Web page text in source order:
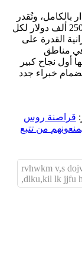
7 محطات رادار بالكامل، وتُقدر
الخسائر بنحو 1.8 مليون دولار (أي حوالي 250 ألف دولار لكل
القدرة على
مناطق
أول نجاح كبير
خبراء جدد
قراصنة روس
من تتبع
rvhwkm v,s
,dlku,kil lk jjfu